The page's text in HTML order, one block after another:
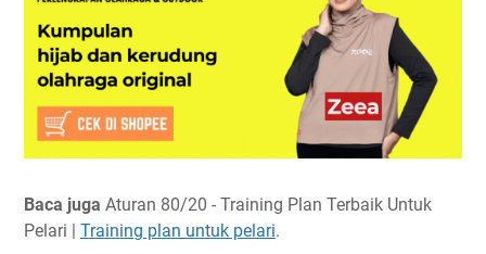
Baca juga Aturan 80/20 - Training Plan Terbaik Untuk
Pelari | Training plan untuk pelari.